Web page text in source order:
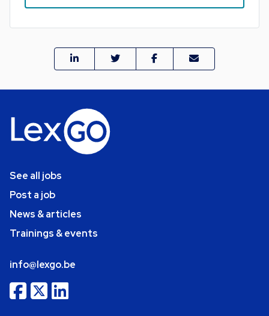
See all jobs
Post a job
News & articles
Trainings & events
info@lexgo.be